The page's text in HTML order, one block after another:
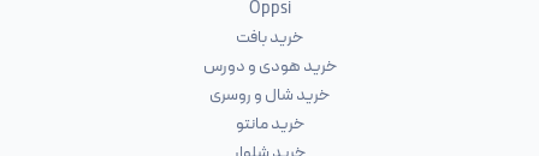
Oppsi
خرید بافت
خرید هودی و دورس
خرید شال و روسری
خرید مانتو